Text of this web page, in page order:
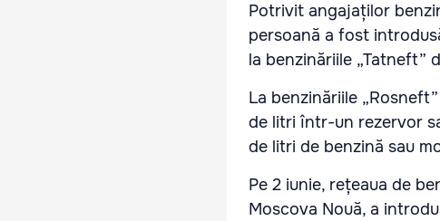
Potrivit angajaților
persoană a fost
la benzinăriile „Tatneft”
La benzinăriile
de litri într-un rezervor
de litri de benzină sau
Pe 2 iunie, rețeaua de
Moscova Nouă, a